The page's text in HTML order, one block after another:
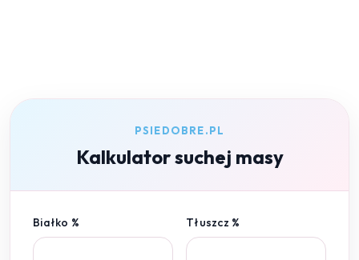
PSIEDOBRE.PL
Kalkulator suchej masy
Białko % Tłuszcz %